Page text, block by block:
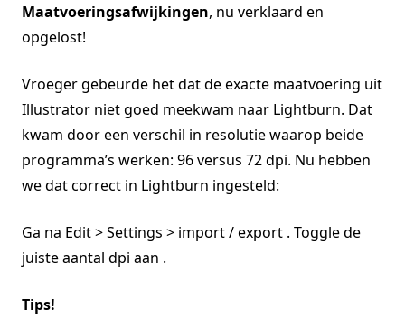
Maatvoeringsafwijkingen, nu verklaard en
opgelost!
Vroeger gebeurde het dat de exacte maatvoering uit
Illustrator niet goed meekwam naar Lightburn. Dat
kwam door een verschil in resolutie waarop beide
programma’s werken: 96 versus 72 dpi. Nu hebben
we dat correct in Lightburn ingesteld:
Ga na Edit > Settings > import / export . Toggle de
juiste aantal dpi aan .
Tips!